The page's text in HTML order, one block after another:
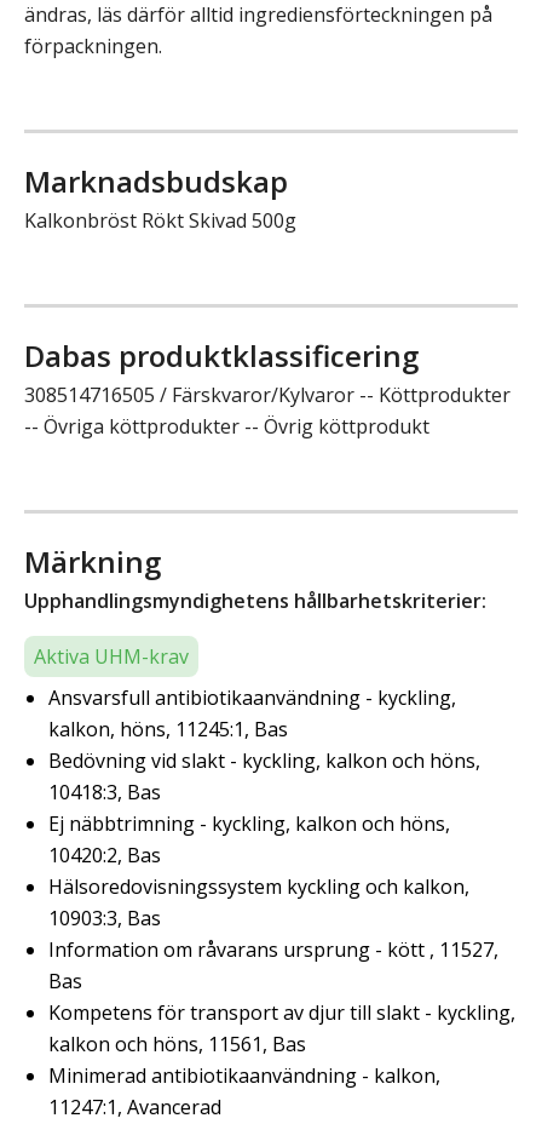
ändras, läs därför alltid ingrediensförteckningen på
förpackningen.
Marknadsbudskap
Kalkonbröst Rökt Skivad 500g
Dabas produktklassificering
308514716505 / Färskvaror/Kylvaror -- Köttprodukter
-- Övriga köttprodukter -- Övrig köttprodukt
Märkning
Upphandlingsmyndighetens hållbarhetskriterier:
Aktiva UHM-krav
Ansvarsfull antibiotikaanvändning - kyckling,
kalkon, höns, 11245:1, Bas
Bedövning vid slakt - kyckling, kalkon och höns,
10418:3, Bas
Ej näbbtrimning - kyckling, kalkon och höns,
10420:2, Bas
Hälsoredovisningssystem kyckling och kalkon,
10903:3, Bas
Information om råvarans ursprung - kött , 11527,
Bas
Kompetens för transport av djur till slakt - kyckling,
kalkon och höns, 11561, Bas
Minimerad antibiotikaanvändning - kalkon,
11247:1, Avancerad